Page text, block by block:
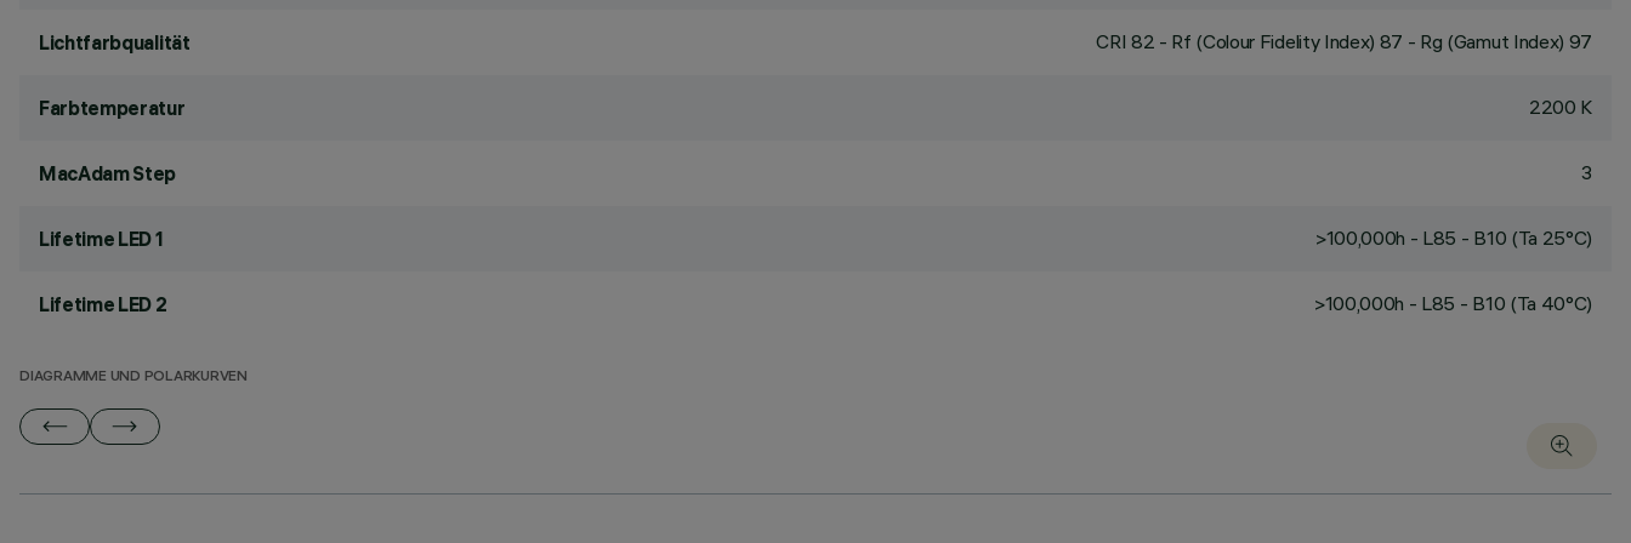
Lichtfarbqualität CRI 82 - Rf (Colour Fidelity Index) 87 - Rg (Gamut Index) 97
Farbtemperatur 2200 K
MacAdam Step 3
Lifetime LED 1 >100,000h - L85 - B10 (Ta 25°C)
Lifetime LED 2 >100,000h - L85 - B10 (Ta 40°C)
DIAGRAMME UND POLARKURVEN